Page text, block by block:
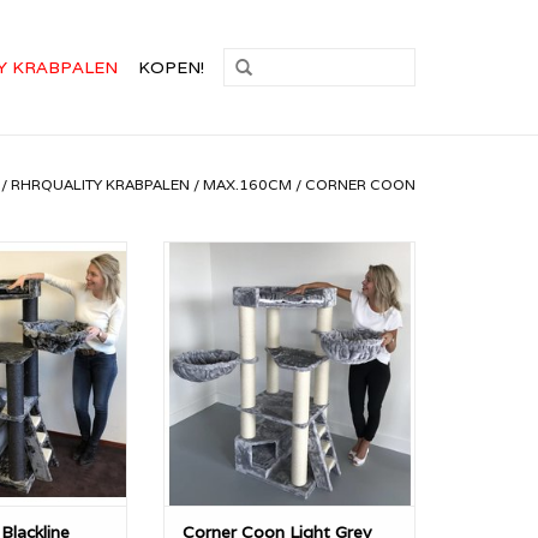
KRABPALEN KOPEN!
/ RHRQUALITY KRABPALEN / MAX.160CM / CORNER COON
is met ca 40KG
RHRQuality
dikke 12cm
Kortom, een
wat makkelijk
een hoek.
WINKELWAGEN
een zeer stevige RHRQuality
krabpaal. Met extra dikke 12cm
diameter sisalpalen. Kortom, een
geweldig product wat makkelijk
te plaatsen is in een hoek.
TOEVOEGEN AAN WINKELWAGEN
Corner Coon Light Grey